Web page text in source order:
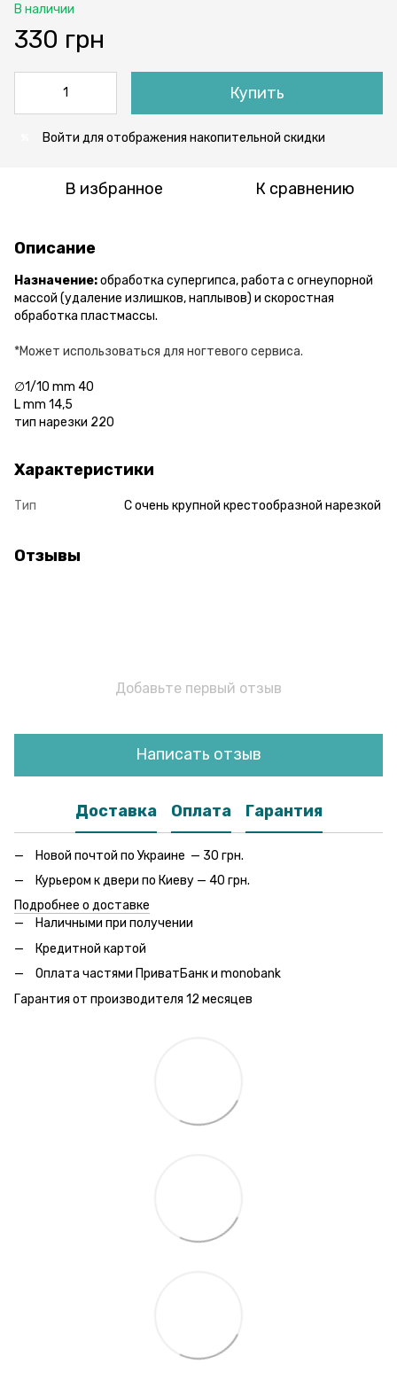
В наличии
330 грн
Купить
Войти для отображения накопительной скидки
В избранное К сравнению
Описание
Назначение:обработка супергипса, работа с огнеупорной
массой (удаление излишков, наплывов) и скоростная
обработка пластмассы.
*Может использоваться для ногтевого сервиса.
∅1/10 mm 40
L mm 14,5
тип нарезки 220
Характеристики
Тип С очень крупной крестообразной нарезкой
Отзывы
Добавьте первый отзыв
Написать отзыв
Доставка Оплата Гарантия
Новой почтой по Украине — 30 грн.
Курьером к двери по Киеву — 40 грн.
Подробнее о доставке
Наличными при получении
Кредитной картой
Оплата частями ПриватБанк и monobank
Гарантия от производителя 12 месяцев